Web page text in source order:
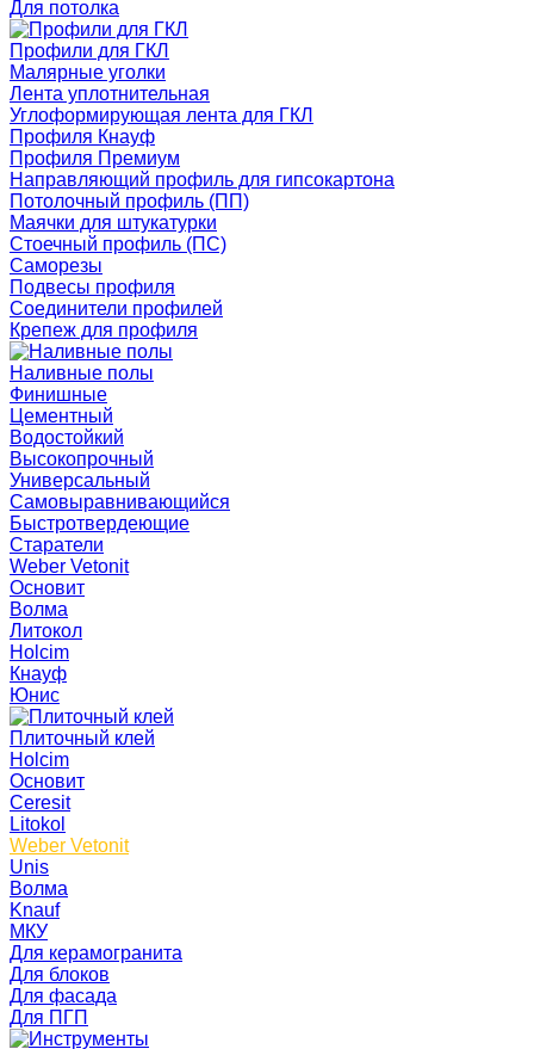
Для потолка
Профили для ГКЛ
Малярные уголки
Лента уплотнительная
Углоформирующая лента для ГКЛ
Профиля Кнауф
Профиля Премиум
Направляющий профиль для гипсокартона
Потолочный профиль (ПП)
Маячки для штукатурки
Стоечный профиль (ПС)
Саморезы
Подвесы профиля
Соединители профилей
Крепеж для профиля
Наливные полы
Финишные
Цементный
Водостойкий
Высокопрочный
Универсальный
Самовыравнивающийся
Быстротвердеющие
Старатели
Weber Vetonit
Основит
Волма
Литокол
Holcim
Кнауф
Юнис
Плиточный клей
Holcim
Основит
Ceresit
Litokol
Weber Vetonit
Unis
Волма
Knauf
МКУ
Для керамогранита
Для блоков
Для фасада
Для ПГП